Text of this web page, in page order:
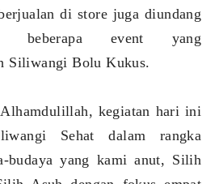
di store juga diundang
beberapa event yang
Siliwangi Bolu Kukus.
kegiatan hari ini
Sehat dalam rangka
budaya yang kami anut, Silih